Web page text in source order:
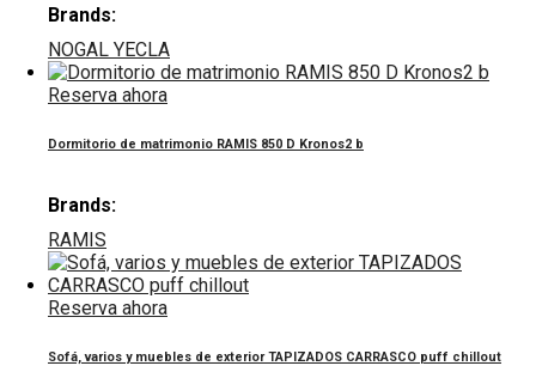
Brands:
NOGAL YECLA
Reserva ahora
Dormitorio de matrimonio RAMIS 850 D Kronos2 b
Brands:
RAMIS
Reserva ahora
Sofá, varios y muebles de exterior TAPIZADOS CARRASCO puff chillout